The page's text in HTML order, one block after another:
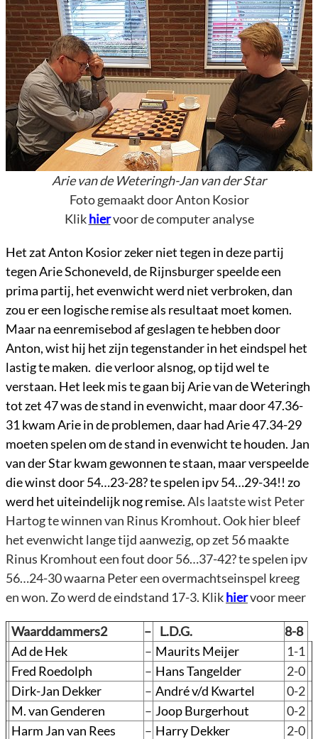
Arie van de Weteringh-Jan van der Star
Foto gemaakt door Anton Kosior
Klikhiervoor de computer analyse
Het zat Anton Kosior zeker niet tegen in deze partij
tegen Arie Schoneveld, de Rijnsburger speelde een
prima partij, het evenwicht werd niet verbroken, dan
zou er een logische remise als resultaat moet komen.
Maar na eenremisebod af geslagen te hebben door
Anton, wist hij het zijn tegenstander in het eindspel het
lastig te maken. die verloor alsnog, op tijd wel te
verstaan. Het leek mis te gaan bij Arie van de Weteringh
tot zet 47 was de stand in evenwicht, maar door 47.36-
31 kwam Arie in de problemen, daar had Arie 47.34-29
moeten spelen om de stand in evenwicht te houden. Jan
van der Star kwam gewonnen te staan, maar verspeelde
die winst door 54…23-28? te spelen ipv 54…29-34!! zo
werd het uiteindelijk nog remise.Als laatste wist Peter
Hartog te winnen van Rinus Kromhout. Ook hier bleef
het evenwicht lange tijd aanwezig, op zet 56 maakte
Rinus Kromhout een fout door 56…37-42? te spelen ipv
56…24-30 waarna Peter een overmachtseinspel kreeg
en won. Zo werd de eindstand 17-3. Klikhiervoor meer
Waarddammers2 – L.D.G.
8-8
Ad de Hek
– Maurits Meijer
1-1
Fred Roedolph
– Hans Tangelder
2-0
Dirk-Jan Dekker
– André v/d Kwartel
0-2
M. van Genderen
– Joop Burgerhout
0-2
Harm Jan van Rees
– Harry Dekker
2-0